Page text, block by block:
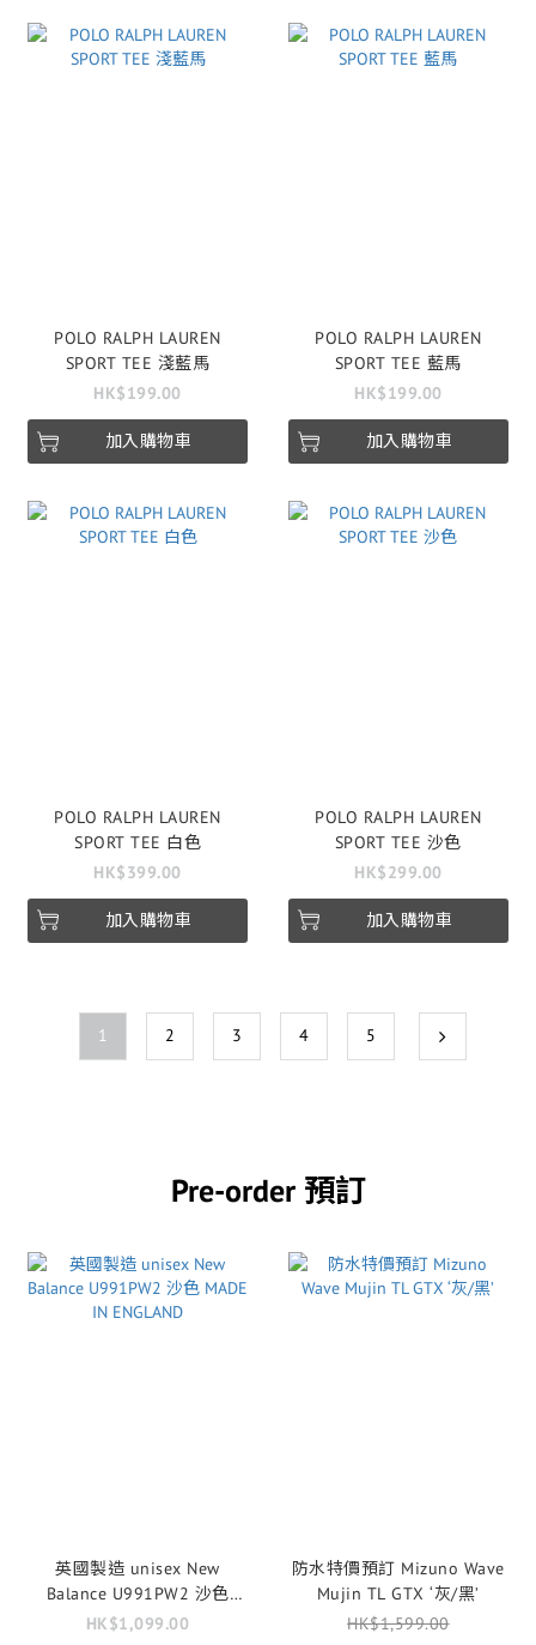
POLO RALPH LAUREN
SPORT TEE 淺藍馬
HK$199.00
加入購物車
POLO RALPH LAUREN
SPORT TEE 藍馬
HK$199.00
加入購物車
POLO RALPH LAUREN
SPORT TEE 白色
HK$399.00
加入購物車
POLO RALPH LAUREN
SPORT TEE 沙色
HK$299.00
加入購物車
1 2 3 4 5
Pre-order 預訂
英國製造 unisex New
Balance U991PW2 沙色
MADE IN ENGLAND
HK$1,099.00
防水特價預訂 Mizuno Wave
Mujin TL GTX ‘灰/黑’
HK$1,599.00